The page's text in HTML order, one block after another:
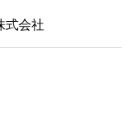
式会社